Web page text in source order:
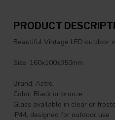
PRODUCT
Beautiful Vintage LED outdoor
Size: 160x100x350mm
Brand: Astro
Color: Black or bronze
Glass available in clear or
IP44, designed for outdoor use